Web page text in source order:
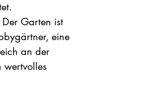
Garten ist
eine
an der
wertvolles